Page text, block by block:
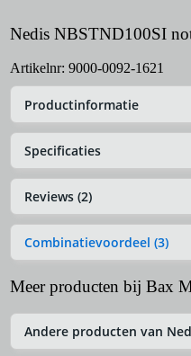
Nedis NBSTND100SI
Artikelnr: 9000-0092-1621
Productinformatie
Specificaties
Reviews (2)
Combinatievoordeel (3)
Meer producten bij Bax
Andere producten van